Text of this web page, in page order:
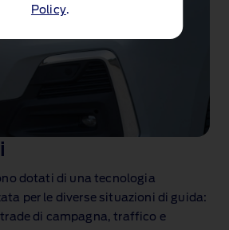
Policy.
dotati di una tecnologia
per le diverse situazioni di guida:
di campagna, traffico e